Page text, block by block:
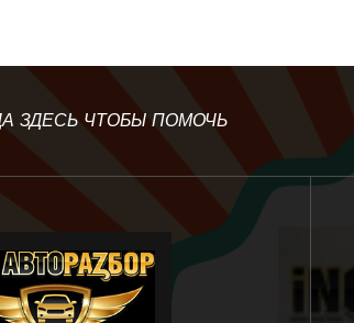
ЗДЕСЬ ЧТОБЫ ПОМОЧЬ